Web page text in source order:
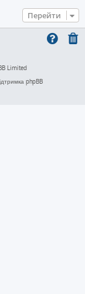
Перейти
Limited
phpBB